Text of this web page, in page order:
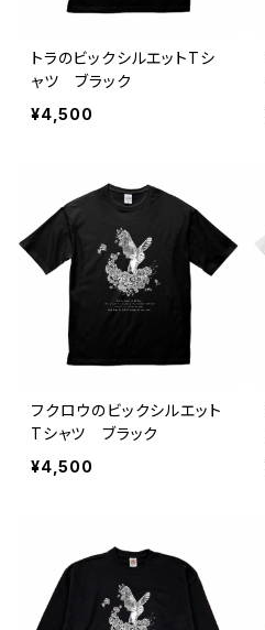
トラのビックシルエットTシ
ャツ ブラック
¥4,500
フクロウのビックシルエット
Tシャツ ブラック
¥4,500